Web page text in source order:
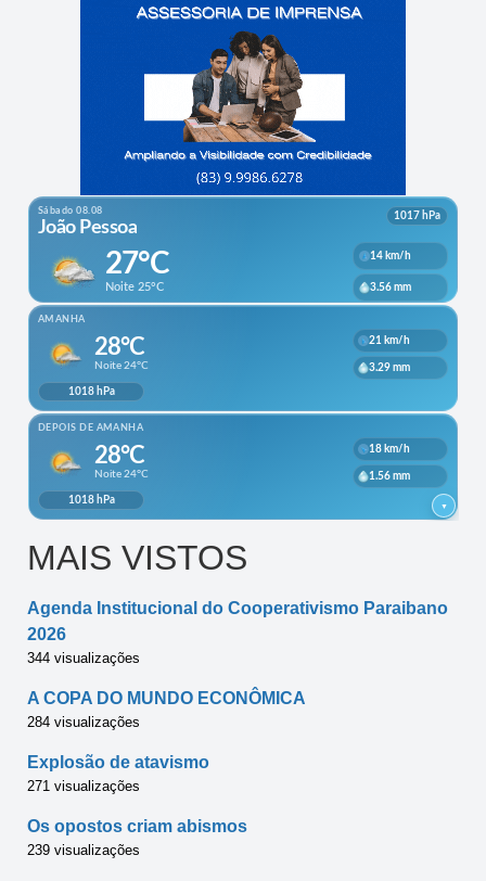
MAIS VISTOS
Agenda Institucional do Cooperativismo Paraibano
2026
344 visualizações
A COPA DO MUNDO ECONÔMICA
284 visualizações
Explosão de atavismo
271 visualizações
Os opostos criam abismos
239 visualizações